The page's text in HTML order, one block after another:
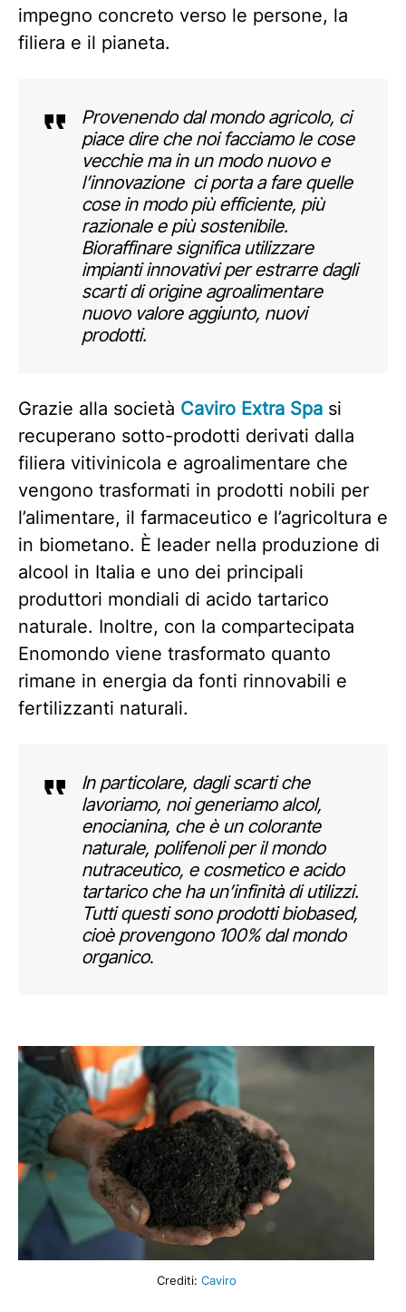
impegno concreto verso le persone, la
filiera e il pianeta.
Provenendo dal mondo agricolo, ci
piace dire che noi facciamo le cose
vecchie ma in un modo nuovo e
l’innovazione ci porta a fare quelle
cose in modo più efficiente, più
razionale e più sostenibile.
Bioraffinare significa utilizzare
impianti innovativi per estrarre dagli
scarti di origine agroalimentare
nuovo valore aggiunto, nuovi
prodotti.
Grazie alla società Caviro Extra Spa si
recuperano sotto-prodotti derivati dalla
filiera vitivinicola e agroalimentare che
vengono trasformati in prodotti nobili per
l’alimentare, il farmaceutico e l’agricoltura e
in biometano. È leader nella produzione di
alcool in Italia e uno dei principali
produttori mondiali di acido tartarico
naturale. Inoltre, con la compartecipata
Enomondo viene trasformato quanto
rimane in energia da fonti rinnovabili e
fertilizzanti naturali.
In particolare, dagli scarti che
lavoriamo, noi generiamo alcol,
enocianina, che è un colorante
naturale, polifenoli per il mondo
nutraceutico, e cosmetico e acido
tartarico che ha un’infinità di utilizzi.
Tutti questi sono prodotti biobased,
cioè provengono 100% dal mondo
organico.
Crediti: Caviro